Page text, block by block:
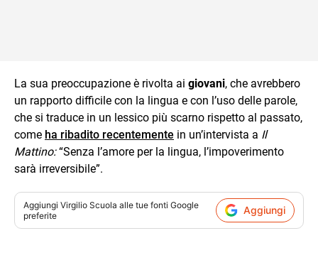
La sua preoccupazione è rivolta ai giovani, che avrebbero
un rapporto difficile con la lingua e con l’uso delle parole,
che si traduce in un lessico più scarno rispetto al passato,
come ha ribadito recentemente in un’intervista a Il
Mattino:“Senza l’amore per la lingua, l’impoverimento
sarà irreversibile”.
Aggiungi Virgilio Scuola alle tue fonti Google
preferite
Aggiungi